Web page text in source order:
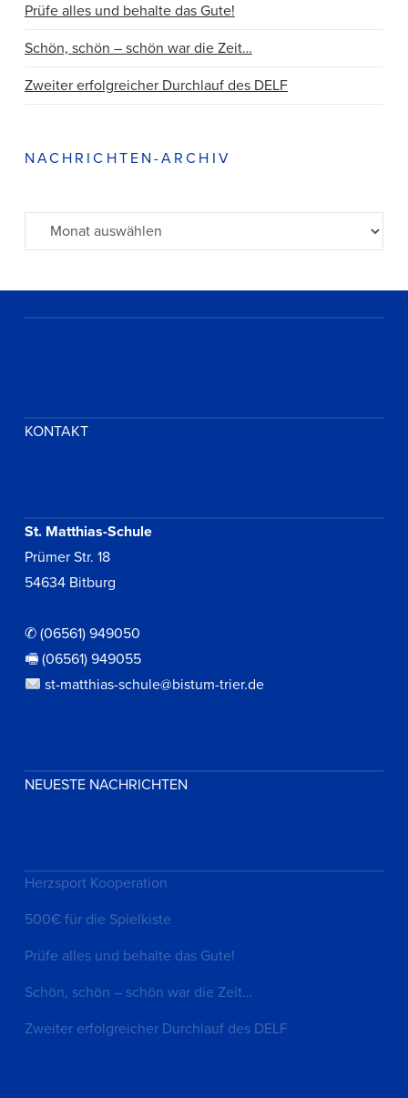
Prüfe alles und behalte das Gute!
Schön, schön – schön war die Zeit…
Zweiter erfolgreicher Durchlauf des DELF
NACHRICHTEN-ARCHIV
Archiv
KONTAKT
St. Matthias-Schule
Prümer Str. 18
54634 Bitburg
✆ (06561) 949050
🖷 (06561) 949055
st-matthias-schule@bistum-trier.de
NEUESTE NACHRICHTEN
Herzsport Kooperation
500€ für die Spielkiste
Prüfe alles und behalte das Gute!
Schön, schön – schön war die Zeit…
Zweiter erfolgreicher Durchlauf des DELF